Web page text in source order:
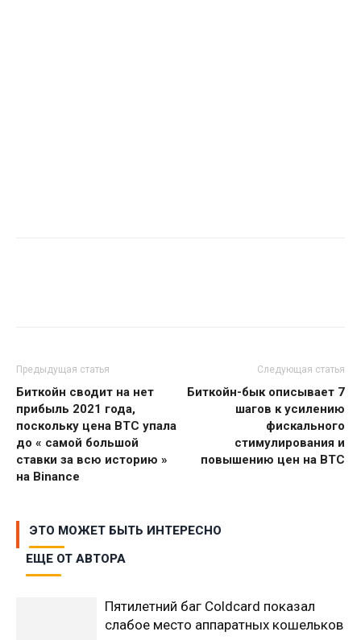
Предыдущая статья
Биткойн сводит на нет
прибыль 2021 года,
поскольку цена BTC упала
до « самой большой
ставки за всю историю »
на Binance
Следующая статья
Биткойн-бык описывает 7
шагов к усилению
фискального
стимулирования и
повышению цен на BTC
ЭТО МОЖЕТ БЫТЬ ИНТЕРЕСНО
ЕЩЕ ОТ АВТОРА
Пятилетний баг Coldcard показал
слабое место аппаратных кошельков